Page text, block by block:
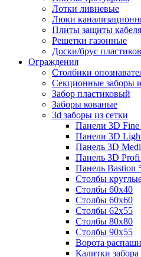
Лотки ливневые
Люки
Плиты защиты кабеля
Решетки газонные
Доски/брус
Ограждения
Столбики
Секционные заборы
Забор пластиковый
Заборы кованые
3d заборы из сетки
Панели 3D
Панели 3D
Панель 3D
Панель 3D
Панель Bastion
Столбы
Столбы 60х40
Столбы 60х60
Столбы 62х55
Столбы 80х80
Столбы 90х55
Ворота
Калитки забора